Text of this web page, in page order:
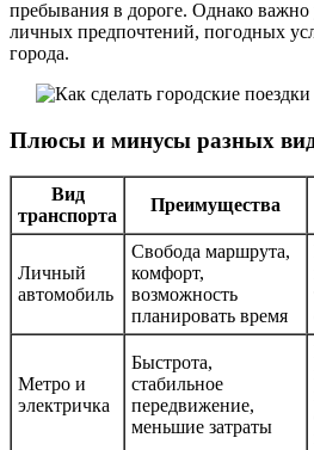
пребывания в дороге. Однако важно
личных предпочтений, погодных
города.
Плюсы и минусы разных
Вид
транспорта
Преимущества
Личный
автомобиль
Свобода маршрута,
комфорт,
возможность
планировать время
Метро и
электричка
Быстрота,
стабильное
передвижение,
меньшие затраты